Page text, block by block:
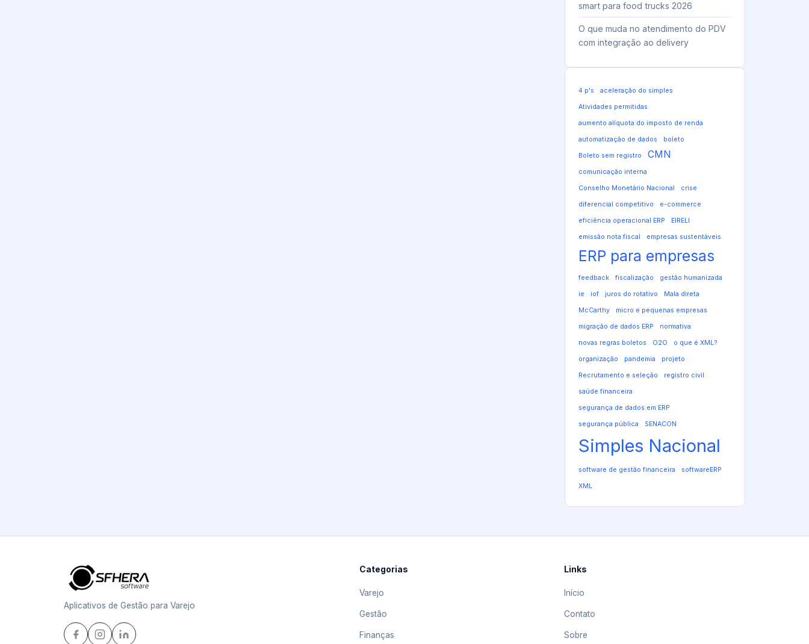
smart para food trucks 2026
O que muda no atendimento do PDV
com integração ao delivery
4 p's aceleração do simples
Atividades permitidas
aumento alíquota do imposto de renda
automatização de dados boleto
Boleto sem registro CMN
comunicação interna
Conselho Monetário Nacional crise
diferencial competitivo e-commerce
eficiência operacional ERP EIRELI
emissão nota fiscal empresas sustentáveis
ERP para empresas
feedback fiscalização gestão humanizada
ie iof juros do rotativo Mala direta
McCarthy micro e pequenas empresas
migração de dados ERP normativa
novas regras boletos O2O o que é XML?
organização pandemia projeto
Recrutamento e seleção registro civil
saúde financeira
segurança de dados em ERP
segurança pública SENACON
Simples Nacional
software de gestão financeira softwareERP
XML
Aplicativos de Gestão para Varejo
Categorias
Varejo
Gestão
Finanças
Links
Início
Contato
Sobre